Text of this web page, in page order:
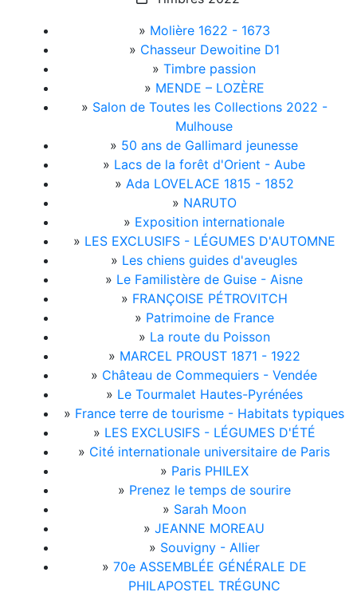
» Molière 1622 - 1673
» Chasseur Dewoitine D1
» Timbre passion
» MENDE – LOZÈRE
» Salon de Toutes les Collections 2022 -
Mulhouse
» 50 ans de Gallimard jeunesse
» Lacs de la forêt d'Orient - Aube
» Ada LOVELACE 1815 - 1852
» NARUTO
» Exposition internationale
» LES EXCLUSIFS - LÉGUMES D'AUTOMNE
» Les chiens guides d'aveugles
» Le Familistère de Guise - Aisne
» FRANÇOISE PÉTROVITCH
» Patrimoine de France
» La route du Poisson
» MARCEL PROUST 1871 - 1922
» Château de Commequiers - Vendée
» Le Tourmalet Hautes-Pyrénées
» France terre de tourisme - Habitats typiques
» LES EXCLUSIFS - LÉGUMES D'ÉTÉ
» Cité internationale universitaire de Paris
» Paris PHILEX
» Prenez le temps de sourire
» Sarah Moon
» JEANNE MOREAU
» Souvigny - Allier
» 70e ASSEMBLÉE GÉNÉRALE DE
PHILAPOSTEL TRÉGUNC